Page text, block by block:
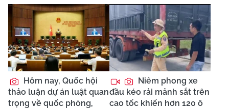
Hôm nay, Quốc hội
thảo luận dự án luật quan
trọng về quốc phòng,
Niêm phong xe
đầu kéo rải mảnh sắt trên
cao tốc khiến hơn 120 ô